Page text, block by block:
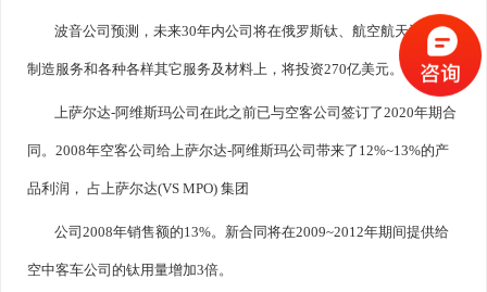
波音公司预测，未来30年内公司将在俄罗斯钛、航空航天设计与
制造服务和各种各样其它服务及材料上，将投资270亿美元。
上萨尔达-阿维斯玛公司在此之前已与空客公司签订了2020年期合
同。2008年空客公司给上萨尔达-阿维斯玛公司带来了12%~13%的产
品利润， 占上萨尔达(VS MPO) 集团
公司2008年销售额的13%。新合同将在2009~2012年期间提供给
空中客车公司的钛用量增加3倍。